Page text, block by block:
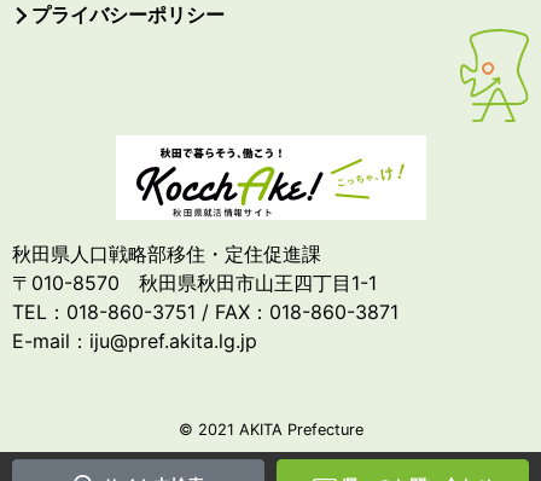
プライバシーポリシー
秋田県人口戦略部移住・定住促進課
〒010-8570 秋田県秋田市山王四丁目1-1
TEL：018-860-3751 / FAX：018-860-3871
E-mail：iju@pref.akita.lg.jp
© 2021 AKITA Prefecture